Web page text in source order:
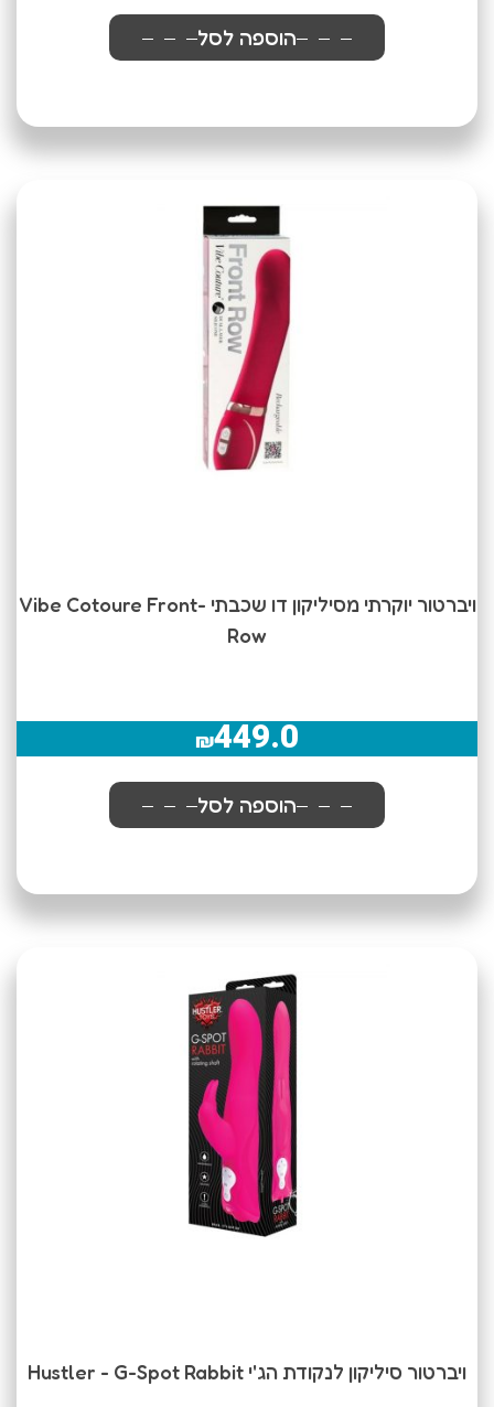
הוספה לסל
ויברטור יוקרתי מסיליקון דו שכבתי -Vibe Cotoure Front
Row
₪449.0
הוספה לסל
ויברטור סיליקון לנקודת הג'י Hustler - G-Spot Rabbit